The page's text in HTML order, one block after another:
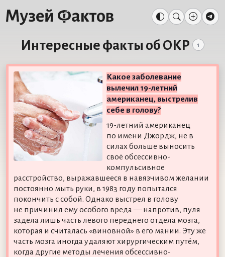
Интересные факты об ОКР 1
Какое заболевание
вылечил 19-летний
американец, выстрелив
себе в голову?
19-летний американец
по имени Джордж, не в
силах больше выносить
своё обсессивно-
компульсивное
расстройство, выражавшееся в навязчивом желании
постоянно мыть руки, в 1983 году попытался
покончить с собой. Однако выстрел в голову
не причинил ему особого вреда — напротив, пуля
задела лишь часть левого переднего отдела мозга,
которая и считалась «виновной» в его мании. Эту же
часть мозга иногда удаляют хирургическим путём,
когда другие методы лечения обсессивно-